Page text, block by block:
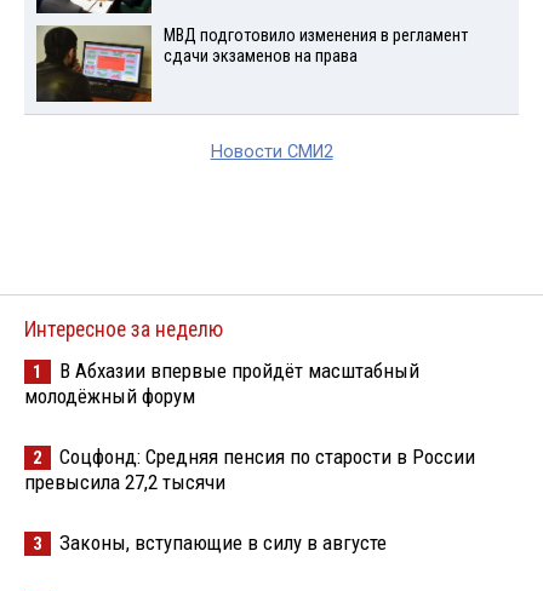
МВД подготовило изменения в регламент
сдачи экзаменов на права
Новости СМИ2
Интересное за неделю
1
В Абхазии впервые пройдёт масштабный
молодёжный форум
2
Соцфонд: Средняя пенсия по старости в России
превысила 27,2 тысячи
3 Законы, вступающие в силу в августе